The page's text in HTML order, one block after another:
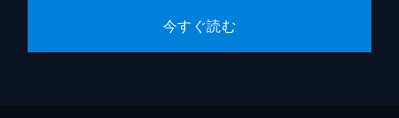
今すぐ読む